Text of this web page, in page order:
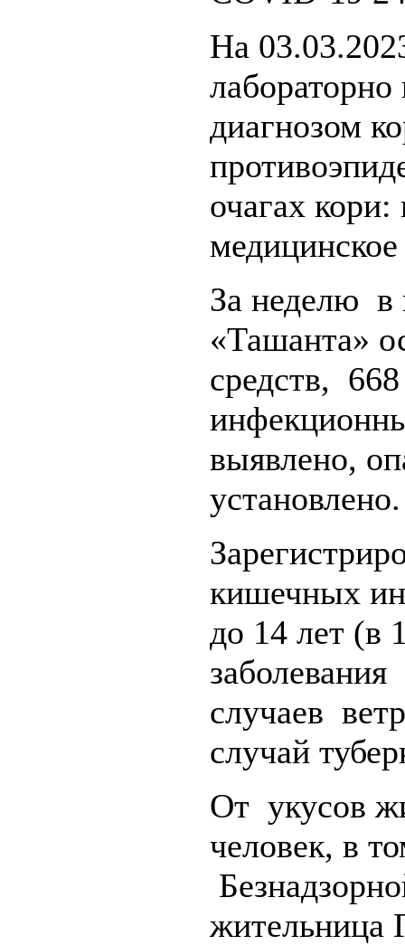
На
диагнозом
очагах
За неделю
«Ташанта»
средств,
выявлено,
установлено.
кишечных
до 14 лет (в
случаев
случай
От укусов
человек, в
жительница